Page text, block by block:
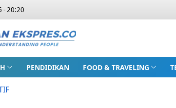
- 20:20
PENDIDIKAN FOOD & TRAVELING